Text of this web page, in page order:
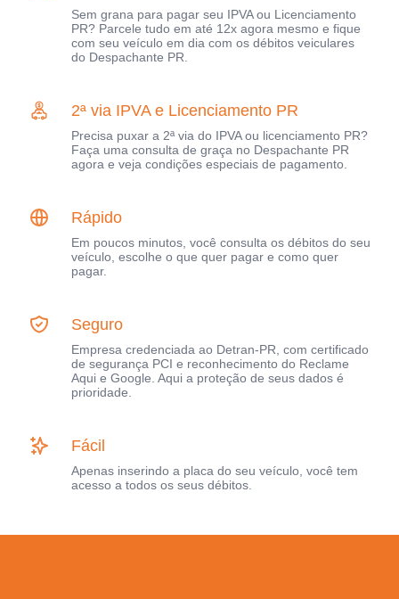
Sem grana para pagar seu IPVA ou Licenciamento
PR? Parcele tudo em até 12x agora mesmo e fique
com seu veículo em dia com os débitos veiculares
do Despachante PR.
2ª via IPVA e Licenciamento PR
Precisa puxar a 2ª via do IPVA ou licenciamento PR?
Faça uma consulta de graça no Despachante PR
agora e veja condições especiais de pagamento.
Rápido
Em poucos minutos, você consulta os débitos do seu
veículo, escolhe o que quer pagar e como quer
pagar.
Seguro
Empresa credenciada ao Detran-PR, com certificado
de segurança PCI e reconhecimento do Reclame
Aqui e Google. Aqui a proteção de seus dados é
prioridade.
Fácil
Apenas inserindo a placa do seu veículo, você tem
acesso a todos os seus débitos.